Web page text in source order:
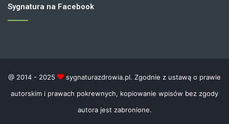
Sygnatura na Facebook
@ 2014 - 2025
sygnaturazdrowia.pl. Zgodnie z ustawą o prawie
autorskim i prawach pokrewnych, kopiowanie wpisów bez zgody
autora jest zabronione.